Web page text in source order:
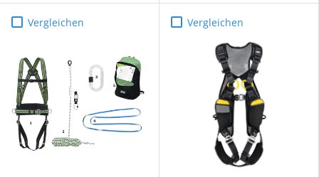
Vergleichen Vergleichen